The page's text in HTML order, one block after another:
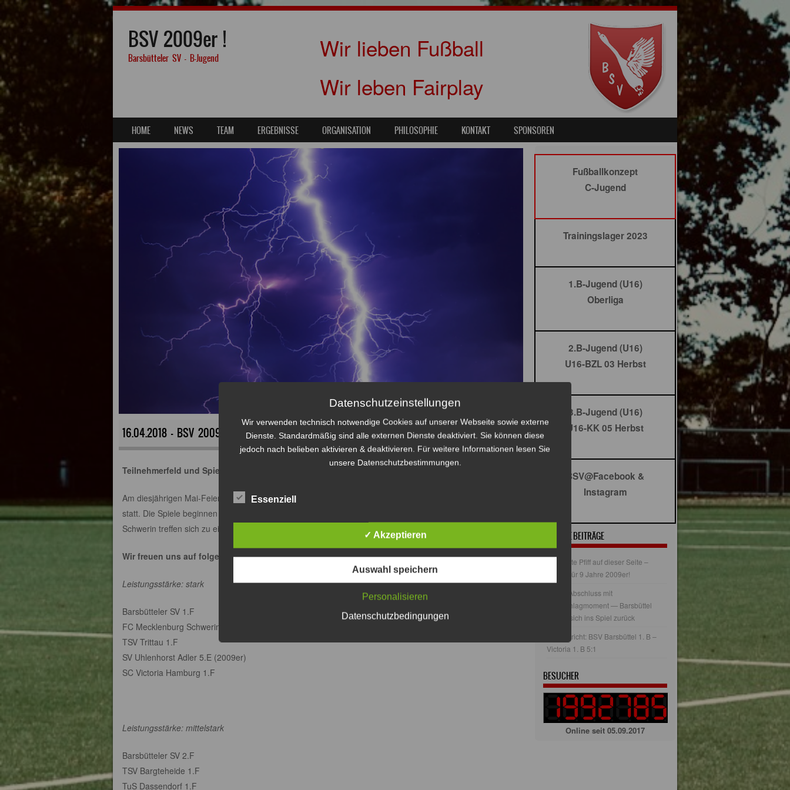
BSV 2009er !
Barsbütteler SV – B-Jugend
Wir lieben Fußball
Wir leben Fairplay
MENU
SKIP TO CONTENT
HOME NEWS TEAM ERGEBNISSE ORGANISATION PHILOSOPHIE KONTAKT SPONSOREN
16.04.2018 - BSV 2009ER BLITZTURNIER AM 1.MAI !
Teilnehmerfeld und Spielplan
Am diesjährigen Mai-Feiertag finden auf dem Rasenplatz des Helmut John Stadions zwei Blitzturniere
statt. Die Spiele beginnen um 12:00 Uhr. Mannschaften aus Hamburg, dem Kreis Stormarn und sogar aus
Schwerin treffen sich zu einem freundschaftlichen Wettkampf ihrer Mannschaften des Jahrganges 2009.
Wir freuen uns auf folgende Teilnehmer:
Leistungsstärke: stark
Barsbütteler SV 1.F
FC Mecklenburg Schwerin 1.F
TSV Trittau 1.F
SV Uhlenhorst Adler 5.E (2009er)
SC Victoria Hamburg 1.F
Leistungsstärke: mittelstark
Barsbütteler SV 2.F
TSV Bargteheide 1.F
TuS Dassendorf 1.F
Fußballkonzept
C-Jugend
Trainingslager 2023
1.B-Jugend (U16)
Oberliga
2.B-Jugend (U16)
U16-BZL 03 Herbst
3.B-Jugend (U16)
U16-KK 05 Herbst
BSV@Facebook &
Instagram
NEUESTE BEITRÄGE
Der letzte Pfiff auf dieser Seite –
Danke für 9 Jahre 2009er!
Derby-Abschluss mit
Herzschlagmoment — Barsbüttel
kämpft sich ins Spiel zurück
Spielbericht: BSV Barsbüttel 1. B –
Victoria 1. B 5:1
BESUCHER
Online seit 05.09.2017
Datenschutzeinstellungen
Wir verwenden technisch notwendige Cookies auf unserer Webseite sowie externe
Dienste. Standardmäßig sind alle externen Dienste deaktiviert. Sie können diese
jedoch nach belieben aktivieren & deaktivieren. Für weitere Informationen lesen Sie
unsere Datenschutzbestimmungen.
Essenziell
✓ Akzeptieren
Auswahl speichern
Personalisieren
Datenschutzbedingungen